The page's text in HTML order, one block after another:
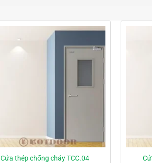
Cửa thép chống cháy TCC.04